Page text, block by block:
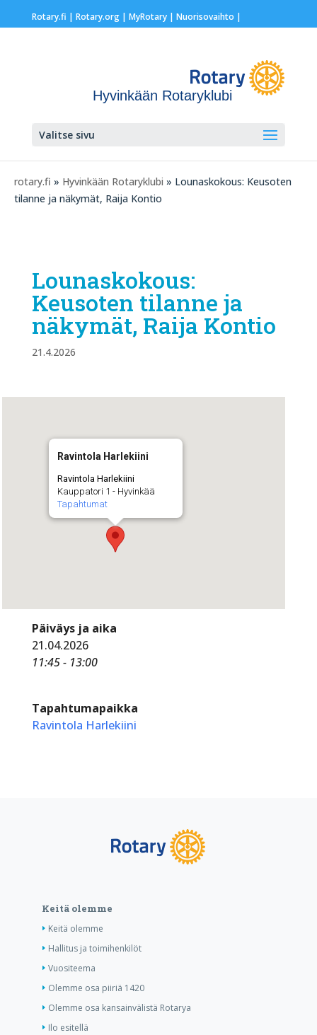
Rotary.fi | Rotary.org| MyRotary | Nuorisovaihto |
Hyvinkään Rotaryklubi
Valitse sivu
rotary.fi » Hyvinkään Rotaryklubi » Lounaskokous: Keusoten
tilanne ja näkymät, Raija Kontio
Lounaskokous:
Keusoten tilanne ja
näkymät, Raija Kontio
21.4.2026
Ravintola Harlekiini
Ravintola Harlekiini
Kauppatori 1 - Hyvinkää
Tapahtumat
Päiväys ja aika
21.04.2026
11:45 - 13:00
Tapahtumapaikka
Ravintola Harlekiini
Keitä olemme
Keitä olemme
Hallitus ja toimihenkilöt
Vuositeema
Olemme osa piiriä 1420
Olemme osa kansainvälistä Rotarya
Ilo esitellä